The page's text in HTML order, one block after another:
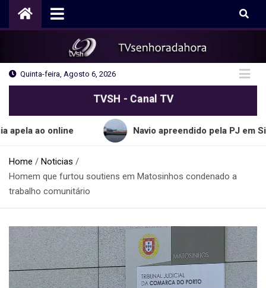
Quinta-feira, Agosto 6, 2026
TVSH - Canal TV
ao online Navio apreendido pela PJ em Sines
Home
Noticias
Homem que furtou soutiens em Matosinhos condenado a
trabalho comunitário